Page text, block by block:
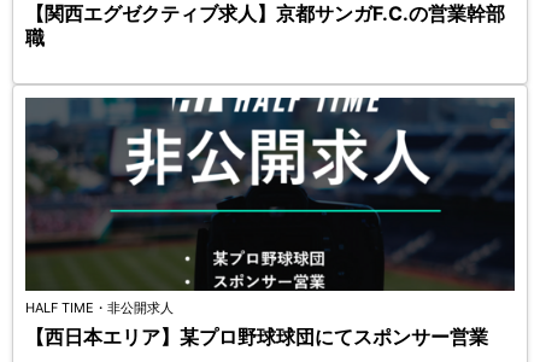
【関西エグゼクティブ求人】京都サンガF.C.の営業幹部
職
HALF TIME・非公開求人
【西日本エリア】某プロ野球球団にてスポンサー営業